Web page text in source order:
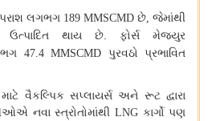
લગભગ 189 MMSCMD છે,જેમાંથી
ઉત્પાદિત થાય છે. ફોર્સ
મેજ્યુર
47.4 MMSCMD પુરવઠો
પ્રભાવિત
માટે વૈકલ્પિક સપ્લાયર્સ અને રૂટ દ્વારા
નવા સ્ત્રોતોમાંથી LNG કાર્ગો પણ